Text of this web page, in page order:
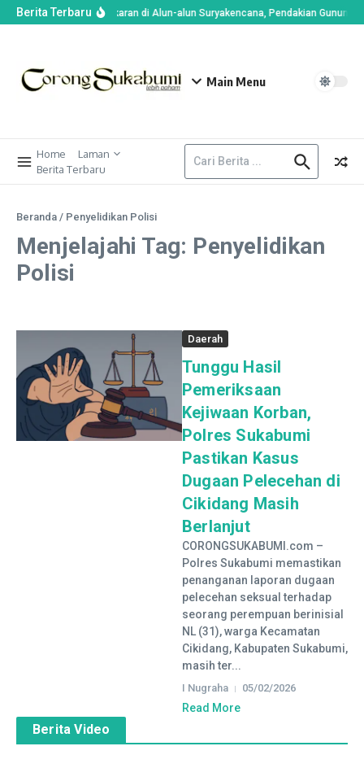
Berita TerbaruImbas Kebakaran di Alun-alun Suryakencana, Pendakian Gunung
Main Menu
Home
Laman
Berita Terbaru
Beranda / Penyelidikan Polisi
Menjelajahi Tag: Penyelidikan
Polisi
Daerah
Tunggu Hasil
Pemeriksaan
Kejiwaan Korban,
Polres Sukabumi
Pastikan Kasus
Dugaan Pelecehan di
Cikidang Masih
Berlanjut
CORONGSUKABUMI.com –
Polres Sukabumi memastikan
penanganan laporan dugaan
pelecehan seksual terhadap
seorang perempuan berinisial
NL (31), warga Kecamatan
Cikidang, Kabupaten Sukabumi,
masih ter...
I Nugraha 05/02/2026
Read More
Berita Video